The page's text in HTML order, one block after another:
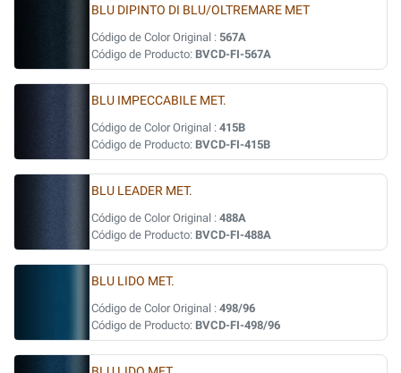
BLU DIPINTO DI BLU/OLTREMARE MET
Código de Color Original : 567A
Código de Producto: BVCD-FI-567A
BLU IMPECCABILE MET.
Código de Color Original : 415B
Código de Producto: BVCD-FI-415B
BLU LEADER MET.
Código de Color Original : 488A
Código de Producto: BVCD-FI-488A
BLU LIDO MET.
Código de Color Original : 498/96
Código de Producto: BVCD-FI-498/96